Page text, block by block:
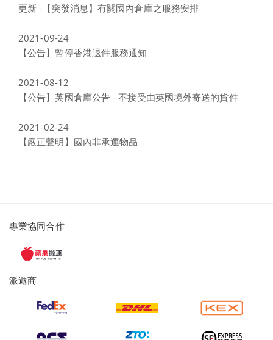
更新 -【突發消息】有關國內倉庫之服務安排
2021-09-24
【公告】暫停香港退件服務通知
2021-08-12
【公告】英國倉庫公告 - 不接受由英國境外寄送的貨件
2021-02-24
【嚴正聲明】國內非承運物品
派
服
及
專業協同合作
派遞商